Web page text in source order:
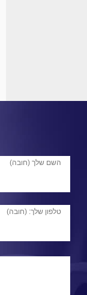
השם שלך (חובה)
טלפון שלך: (חובה)